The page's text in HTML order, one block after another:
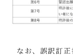
なお、誤訳訂正